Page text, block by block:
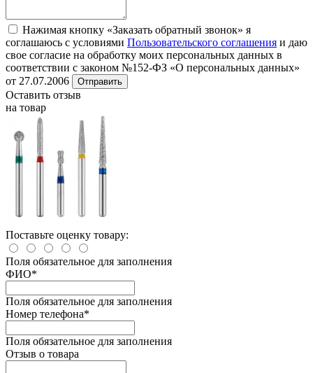
Нажимая кнопку «Заказать обратный звонок» я
соглашаюсь с условиями Пользовательского соглашения и даю
свое согласие на обработку моих персональных данных в
соответствии с законом №152-ФЗ «О персональных данных»
от 27.07.2006
Отправить
Оставить отзыв
на товар
Поставьте оценку товару:
Поля обязательное для заполнения
ФИО*
Поля обязательное для заполнения
Номер телефона*
Поля обязательное для заполнения
Отзыв о товара